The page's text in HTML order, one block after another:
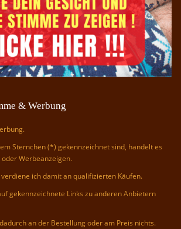
& Werbung
Sternchen (*) gekennzeichnet sind, handelt es
Werbeanzeigen.
ich damit an qualifizierten Käufen.
gekennzeichnete Links zu anderen Anbietern
an der Bestellung oder am Preis nichts.